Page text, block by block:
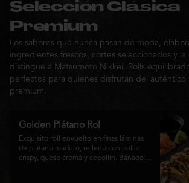
Selección Clásica
Premium
Los sabores que nunca pasan de moda,
ingredientes frescos, cortes seleccionados y la
distingue a Matsumoto Nikkei. Rolls
perfectos para quienes disfrutan del auténtico
premium.
Golden Plátano Rol
Exquisito roll envuelto en finas láminas
de plátano maduro, relleno con pollo
crispy, queso crema y cebollín. Bañado